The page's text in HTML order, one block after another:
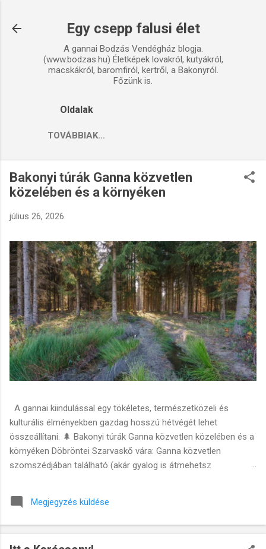
Egy csepp falusi élet
A gannai Bodzás Vendégház blogja.
(www.bodzas.hu) Életképek lovakról, kutyákról,
macskákról, baromfiról, kertről, a Bakonyról.
Főzünk is.
Oldalak
TOVÁBBIAK…
Bakonyi túrák Ganna közvetlen
közelében és a környéken
július 26, 2026
A gannai kiindulással egy tökéletes, természetközeli és
kulturális élményekben gazdag hosszú hétvégét lehet
összeállítani. 🌲 Bakonyi túrák Ganna közvetlen közelében és a
környéken Döbröntei Szarvaskő vára: Ganna közvetlen
szomszédjában található (akár gyalog is átmehetsz
könnyű, családi séta vezet fel, ahonnan csodás panoráma
nyílik a Bakonyaljára. Hubertlaki-tó (a bakonyi „Gyilkos-tó”):
Ugod és Bakonybél között fekszik. A tóból kiálló elhalt
égerfatorzsák kísértetiesen, mégis gyönyörűen idézik meg az
Megjegyzés küldése